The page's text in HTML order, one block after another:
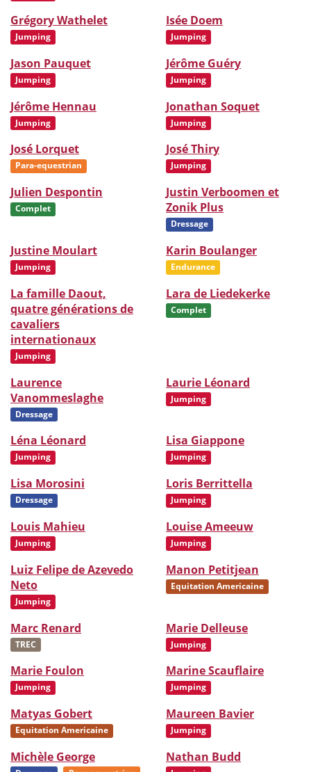
Grégory Wathelet
Jumping
Isée Doem
Jumping
Jason Pauquet
Jumping
Jérôme Guéry
Jumping
Jérôme Hennau
Jumping
Jonathan Soquet
Jumping
José Lorquet
Para-equestrian
José Thiry
Jumping
Julien Despontin
Complet
Justin Verboomen et
Zonik Plus
Dressage
Justine Moulart
Jumping
Karin Boulanger
Endurance
La famille Daout,
quatre générations de
cavaliers
internationaux
Jumping
Lara de Liedekerke
Complet
Laurence
Vanommeslaghe
Dressage
Laurie Léonard
Jumping
Léna Léonard
Jumping
Lisa Giappone
Jumping
Lisa Morosini
Dressage
Loris Berrittella
Jumping
Louis Mahieu
Jumping
Louise Ameeuw
Jumping
Luiz Felipe de Azevedo
Neto
Jumping
Manon Petitjean
Equitation Americaine
Marc Renard
TREC
Marie Delleuse
Jumping
Marie Foulon
Jumping
Marine Scauflaire
Jumping
Matyas Gobert
Equitation Americaine
Maureen Bavier
Jumping
Michèle George Nathan Budd